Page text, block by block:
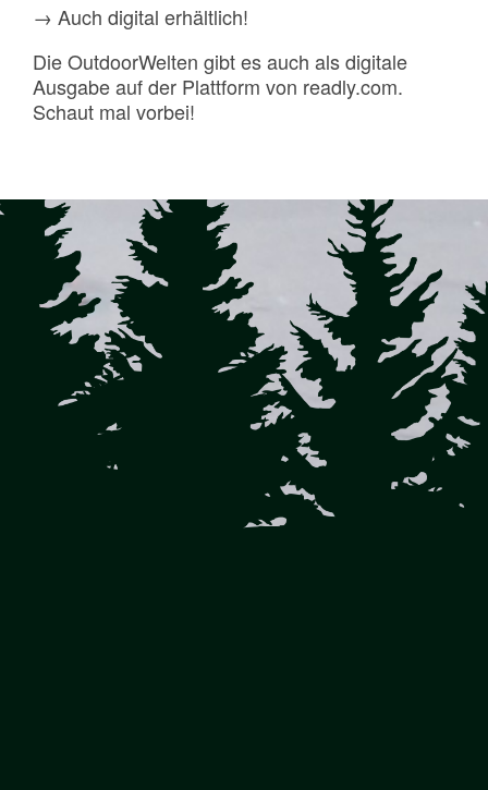
→ Auch digital erhältlich!
Die OutdoorWelten gibt es auch als digitale
Ausgabe auf der Plattform von readly.com.
Schaut mal vorbei!